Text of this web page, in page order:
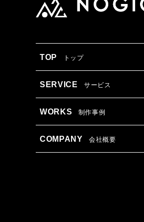
TOP トップ
SERVICE サービス
WORKS 制作事例
COMPANY 会社概要